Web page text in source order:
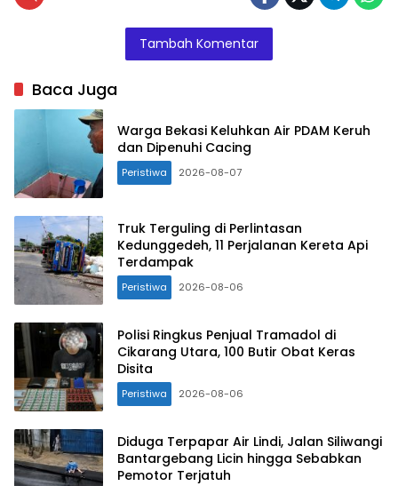
Tambah Komentar
Baca Juga
Warga Bekasi Keluhkan Air PDAM Keruh
dan Dipenuhi Cacing
Peristiwa 2026-08-07
Truk Terguling di Perlintasan
Kedunggedeh, 11 Perjalanan Kereta Api
Terdampak
Peristiwa 2026-08-06
Polisi Ringkus Penjual Tramadol di
Cikarang Utara, 100 Butir Obat Keras
Disita
Peristiwa 2026-08-06
Diduga Terpapar Air Lindi, Jalan Siliwangi
Bantargebang Licin hingga Sebabkan
Pemotor Terjatuh